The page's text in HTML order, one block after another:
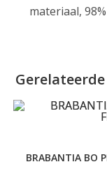
materiaal,
BRABANTIA BO